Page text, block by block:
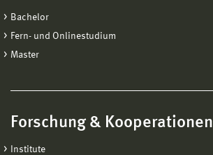
Bachelor
Fern- und Onlinestudium
Master
Forschung & Kooperationen
Institute